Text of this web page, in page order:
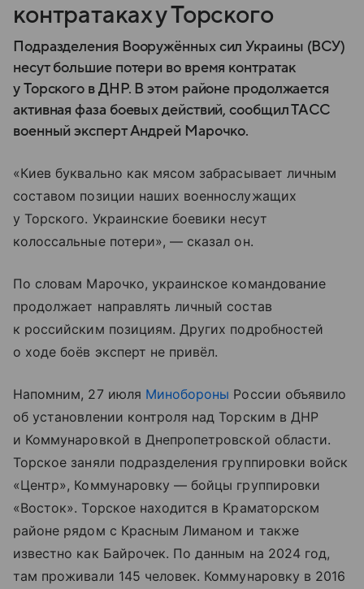
контратаках у Торского
Подразделения Вооружённых сил Украины (ВСУ)
несут большие потери во время контратак
у Торского в ДНР. В этом районе продолжается
активная фаза боевых действий, сообщил ТАСС
военный эксперт Андрей Марочко.
«Киев буквально как мясом забрасывает личным
составом позиции наших военнослужащих
у Торского. Украинские боевики несут
колоссальные потери», — сказал он.
По словам Марочко, украинское командование
продолжает направлять личный состав
к российским позициям. Других подробностей
о ходе боёв эксперт не привёл.
Напомним, 27 июля Минобороны России объявило
об установлении контроля над Торским в ДНР
и Коммунаровкой в Днепропетровской области.
Торское заняли подразделения группировки войск
«Центр», Коммунаровку — бойцы группировки
«Восток». Торское находится в Краматорском
районе рядом с Красным Лиманом и также
известно как Байрочек. По данным на 2024 год,
там проживали 145 человек. Коммунаровку в 2016